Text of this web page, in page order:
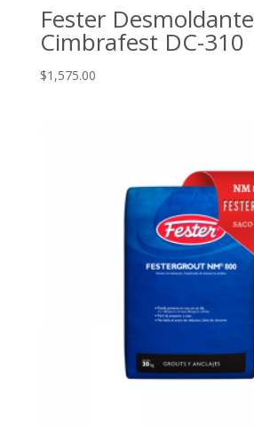
Fester Desmoldante
Cimbrafest DC-310
$1,575.00